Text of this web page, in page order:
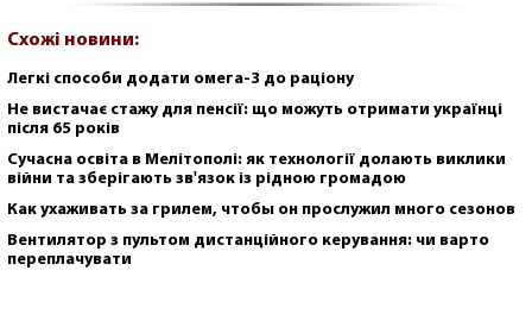
Схожі новини:
Легкі способи додати омега-3 до раціону
Не вистачає стажу для пенсії: що можуть отримати українці
після 65 років
Сучасна освіта в Мелітополі: як технології долають виклики
війни та зберігають зв'язок із рідною громадою
Как ухаживать за грилем, чтобы он прослужил много сезонов
Вентилятор з пультом дистанційного керування: чи варто
переплачувати